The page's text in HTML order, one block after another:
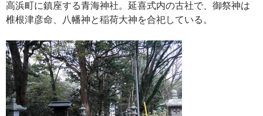
高浜町に鎮座する青海神社。延喜式内の古社で、御祭神は
椎根津彦命、八幡神と稲荷大神を合祀している。